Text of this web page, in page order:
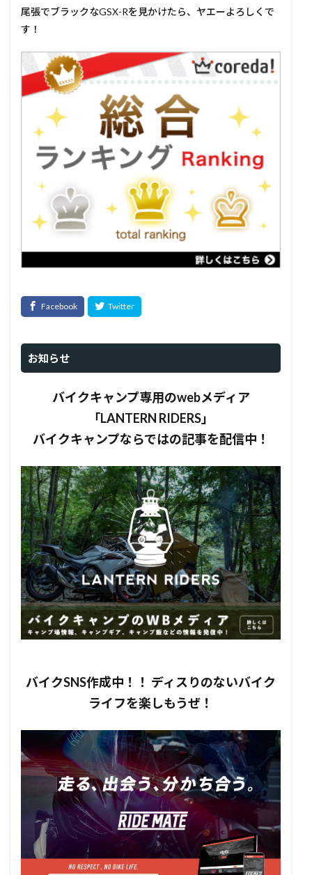
尾張でブラックなGSX-Rを見かけたら、ヤエーよろしくで
す！
お知らせ
バイクキャンプ専用のwebメディア
「LANTERN RIDERS」
バイクキャンプならではの記事を配信中！
バイクSNS作成中！！ ディスりのないバイク
ライフを楽しもうぜ！